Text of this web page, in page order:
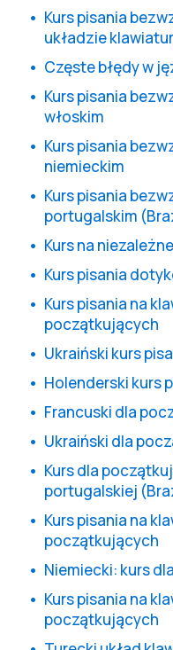
Kurs pisania
układzie
Częste błędy w
Kurs pisania
włoskim
Kurs pisania
niemieckim
Kurs pisania
portugalskim
Kurs na
Kurs pisania
Kurs pisania na
początkujących
Ukraiński kurs
Holenderski kurs
Francuski dla
Ukraiński dla
Kurs dla
portugalskiej
Kurs pisania na
początkujących
Niemiecki: kurs
Kurs pisania na
początkujących